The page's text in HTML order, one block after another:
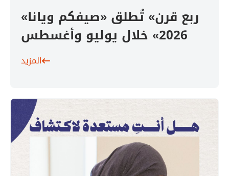
«ربع قرن» تُطلق «صيفكم ويانا
2026» خلال يوليو وأغسطس
المزيد